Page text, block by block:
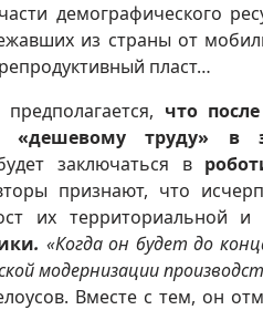
демографического
из страны от
пласт…
что
«дешевому труду» в
заключаться в
признают, что
их территориальной и
. «Когда он будет до
модернизации
Вместе с тем, он